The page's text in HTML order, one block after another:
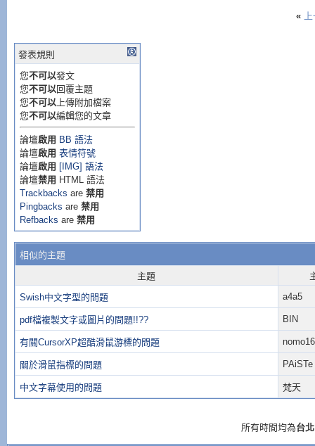
«
發表規則
您不可以發文
您不可以回覆主題
您不可以上傳附加檔案
您不可以編輯您的文章
論壇啟用 BB 語法
論壇啟用 表情符號
論壇啟用 [IMG] 語法
論壇禁用 HTML 語法
Trackbacks are 禁用
Pingbacks are 禁用
Refbacks are 禁用
相似的主題
主題
Swish中文字型的問題
a4a5
pdf檔複製文字或圖片的問題!!?? BIN
有關CursorXP超酷滑鼠游標的問題 nomo16
關於滑鼠指標的問題 PAiSTe
中文字幕使用的問題 梵天
所有時間均為台